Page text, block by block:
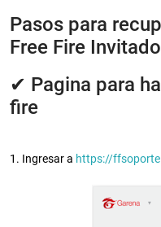
Pasos para
Free Fire
✔ Pagina para
fire
1. Ingresar a https://